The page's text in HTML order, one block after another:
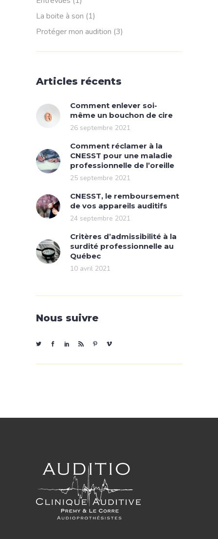
La boite à son (1)
Protéger mon audition (3)
Articles récents
Comment enlever soi-
même un bouchon de cire
26 septembre 2021
Comment réclamer à la
CNESST pour une maladie
professionnelle de l’oreille
25 septembre 2021
CNESST, le remboursement
de vos appareils auditifs
24 septembre 2021
Critères d’admissibilité à la
surdité professionnelle au
Québec
10 avril 2021
Nous suivre